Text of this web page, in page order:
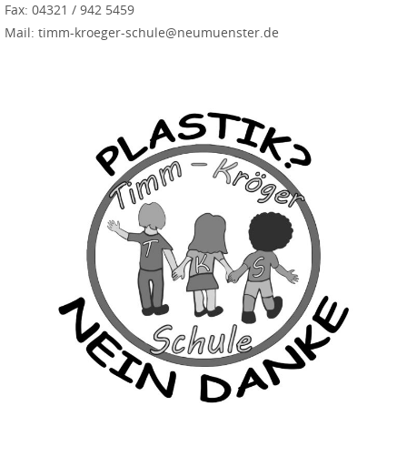
Fax: 04321 / 942 5459
Mail: timm-kroeger-schule@neumuenster.de